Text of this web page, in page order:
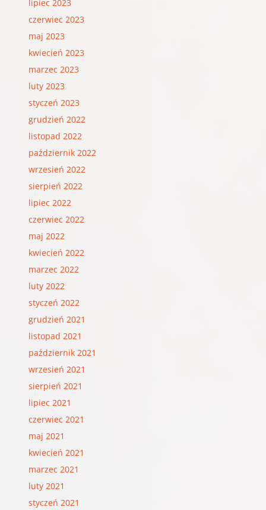
lipiec 2023
czerwiec 2023
maj 2023
kwiecień 2023
marzec 2023
luty 2023
styczeń 2023
grudzień 2022
listopad 2022
październik 2022
wrzesień 2022
sierpień 2022
lipiec 2022
czerwiec 2022
maj 2022
kwiecień 2022
marzec 2022
luty 2022
styczeń 2022
grudzień 2021
listopad 2021
październik 2021
wrzesień 2021
sierpień 2021
lipiec 2021
czerwiec 2021
maj 2021
kwiecień 2021
marzec 2021
luty 2021
styczeń 2021